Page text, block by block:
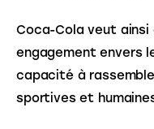
Coca-Cola veut
engagement envers
capacité à
sportives et